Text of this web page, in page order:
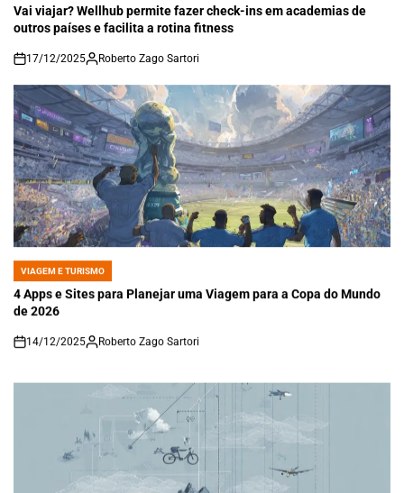
IN
Vai viajar? Wellhub permite fazer check-ins em academias de
outros países e facilita a rotina fitness
on
17/12/2025 Roberto Zago Sartori
POSTED
IN
VIAGEM E TURISMO
4 Apps e Sites para Planejar uma Viagem para a Copa do Mundo
de 2026
on
14/12/2025 Roberto Zago Sartori